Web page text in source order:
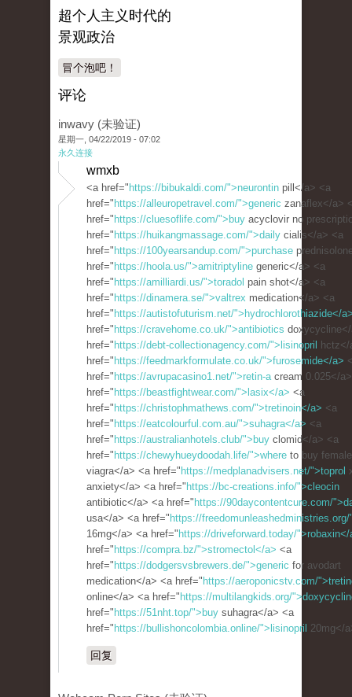
超个人主义时代的
景观政治
冒个泡吧！
评论
inwavy (未验证)
星期一, 04/22/2019 - 07:02
永久连接
wmxb
<a href=" https://bibukaldi.com/">neurontin pill</a> <a
href=" https://alleuropetravel.com/">generic zanaflex</a>
href=" https://cluesoflife.com/">buy acyclovir no
href=" https://huikangmassage.com/">daily cialis</a> <a
href=" https://100yearsandup.com/">purchase
href=" https://hoola.us/">amitriptyline generic</a> <a
href=" https://amilliardi.us/">toradol pain shot</a> <a
href=" https://dinamera.se/">valtrex medication</a> <a
href=" https://autistofuturism.net/">hydrochlorothiazide</
href=" https://cravehome.co.uk/">antibiotics
href=" https://debt-collectionagency.com/">lisinopril
href=" https://feedmarkformulate.co.uk/">furosemide</a>
href=" https://avrupacasino1.net/">retin-acream 0.025</
href=" https://beastfightwear.com/">lasix</a> <a
href=" https://christophmathews.com/">tretinoin</a> <a
href=" https://eatcolourful.com.au/">suhagra</a> <a
href=" https://australianhotels.club/">buy clomid</a> <a
href=" https://chewyhueydoodah.life/">where to buy female
viagra</a> <a href=" https://medplanadvisers.net/">toprol
anxiety</a> <a href=" https://bc-creations.info/">cleocin
antibiotic</a> <a href=" https://90daycontentcure.com/
usa</a> <a href=" https://
16mg</a> <a href=" https://driveforward.today/">robaxin</
href=" https://compra.bz/">stromectol</a> <a
href=" https://dodgersvsbrewers.de/">generic for avodart
medication</a> <a href=" https://aeroponicstv.com/
online</a> <a href=" https://multilangkids.org/
href=" https://51nht.top/">buy suhagra</a> <a
href=" https://bullishoncolombia.online/">lisinopril 20mg</
回复